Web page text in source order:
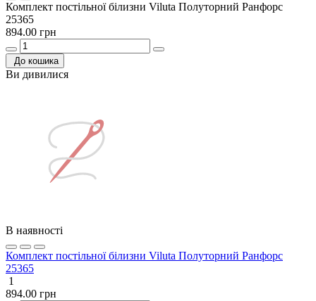
Комплект постільної білизни Viluta Полуторний Ранфорс
25365
894.00 грн
До кошика
Ви дивилися
В наявності
Комплект постільної білизни Viluta Полуторний Ранфорс
25365
1
894.00 грн